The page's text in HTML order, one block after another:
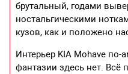
брутальный, годами
ностальгическими
кузов, как и положено
Интерьер KIA Mohave
фантазии здесь нет. Всё